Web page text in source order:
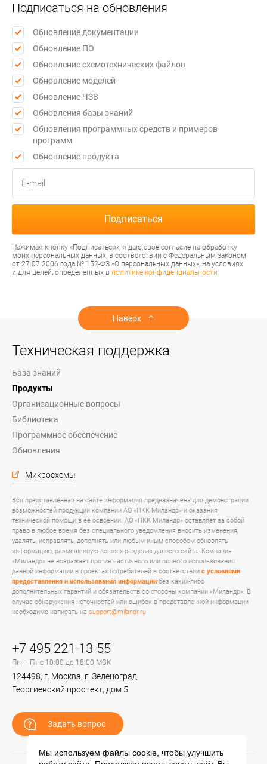
Подписаться на обновления
Обновление документации
Обновление ПО
Обновление схемотехнических файлов
Обновление моделей
Обновление ЧЗВ
Обновления базы знаний
Обновления программных средств и примеров
программ
Обновление продукта
Нажимая кнопку «Подписаться», я даю свое согласие на обработку
моих персональных данных, в соответствии с Федеральным законом
от 27.07.2006 года № 152-ФЗ «О персональных данных», на условиях
и для целей, определенных в политике конфиденциальности
Наверх
Техническая поддержка
База знаний
Продукты
Организационные вопросы
Библиотека
Программное обеспечение
Обновления
Микросхемы
Вся представленная на сайте информация предназначена для демонстрации
возможностей продукции компании АО «ПКК Миландр» и оказания
технической помощи в ее освоении. АО «ПКК Миландр» оставляет за собой
право в любое время без специального уведомления вносить изменения,
удалять, исправлять, дополнять или любым иным способом обновлять
информацию, размещенную во всех разделах данного сайта. Компания
«Миландр» не возражает против частичного или полного использования
данной информации в проектах потребителей в соответствии с условиями
предоставления и использования информации без каких-либо
дополнительных гарантий и обязательств со стороны компании «Миландр». В
случае обнаружения неточностей или ошибок в представленной информации
необходимо написать на support@milandr.ru
+7 495 221-13-55
Пн — Пт с 10:00 до 18:00 МСК
124498, г. Москва, г. Зеленоград,
Георгиевский проспект, дом 5
Задать вопрос
Мы используем файлы cookie, чтобы улучшить